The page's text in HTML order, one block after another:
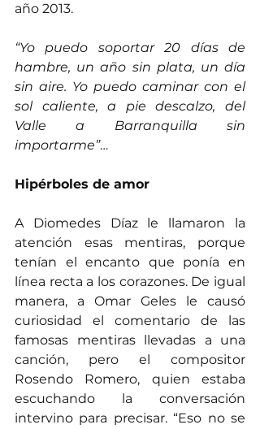
año 2013.
“Yo puedo soportar 20 días de
hambre, un año sin plata, un día
sin aire. Yo puedo caminar con el
sol caliente, a pie descalzo, del
Valle a Barranquilla sin
importarme”…
Hipérboles de amor
A Diomedes Díaz le llamaron la
atención esas mentiras, porque
tenían el encanto que ponía en
línea recta a los corazones. De igual
manera, a Omar Geles le causó
curiosidad el comentario de las
famosas mentiras llevadas a una
canción, pero el compositor
Rosendo Romero, quien estaba
escuchando la conversación
intervino para precisar. “Eso no se